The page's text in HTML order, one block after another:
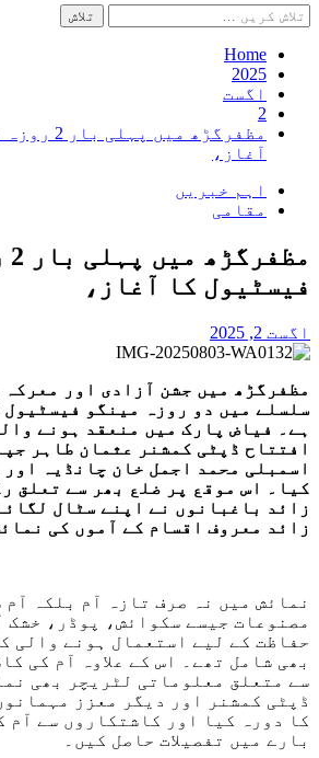
تلاش
کریں
برائے:Home
2025
اگست
2
مظفرگڑھ
آغاز،
اہم خبریں
مقامی
فیسٹیول کا آغاز،
اگست 2, 2025
مظفرگڑھ میں جشن آزادی اور
سلسلے میں دو روزہ مینگو فیسٹیول
ہے۔ فیاض پارک میں منعقد ہونے
افتتاح ڈپٹی کمشنر عثمان طاہر
اسمبلی محمد اجمل خان چانڈیہ
زائد معروف اقسام کے آموں کی
نمائش میں نہ صرف تازہ آم بلکہ آم
مصنوعات جیسے سکوائش، پوڈر، خشک
حفاظت کے لیے استعمال ہونے والی
بھی شامل تھے۔ اس کے علاوہ آم کی
سے متعلق معلوماتی لٹریچر بھی
ڈپٹی کمشنر اور دیگر معزز
کا دورہ کیا اور کاشتکاروں سے آم
بارے میں تفصیلات حاصل کیں۔